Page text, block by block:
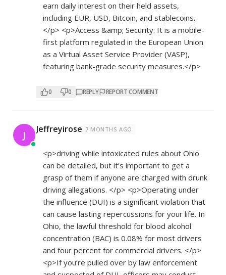
earn daily interest on their held assets,
including EUR, USD, Bitcoin, and stablecoins.
</p> <p>Access &amp; Security: It is a mobile-
first platform regulated in the European Union
as a Virtual Asset Service Provider (VASP),
featuring bank-grade security measures.</p>
0 0 REPLY REPORT COMMENT
J Jeffreyirose 7 MONTHS AGO
<p>driving while intoxicated rules about Ohio
can be detailed, but it’s important to get a
grasp of them if anyone are charged with drunk
driving allegations. </p> <p>Operating under
the influence (DUI) is a significant violation that
can cause lasting repercussions for your life. In
Ohio, the lawful threshold for blood alcohol
concentration (BAC) is 0.08% for most drivers
and four percent for commercial drivers. </p>
<p>If you’re pulled over by law enforcement